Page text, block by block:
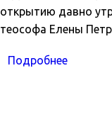
открытию давно
теософа Елены
Подробнее